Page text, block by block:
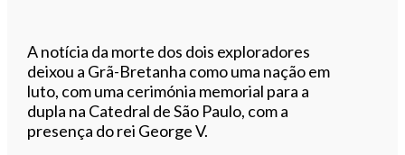
A notícia da morte dos dois exploradores
deixou a Grã-Bretanha como uma nação em
luto, com uma cerimónia memorial para a
dupla na Catedral de São Paulo, com a
presença do rei George V.